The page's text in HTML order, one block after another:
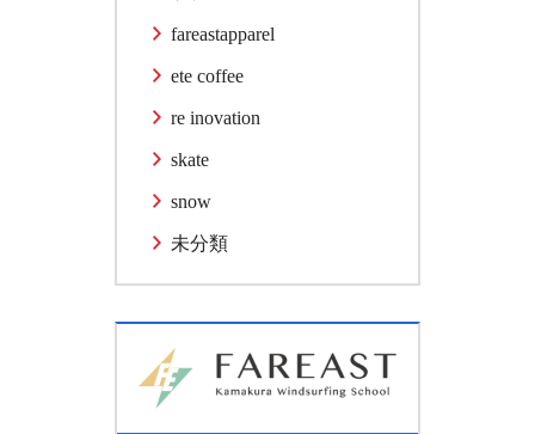
fareastapparel
ete coffee
re inovation
skate
snow
未分類